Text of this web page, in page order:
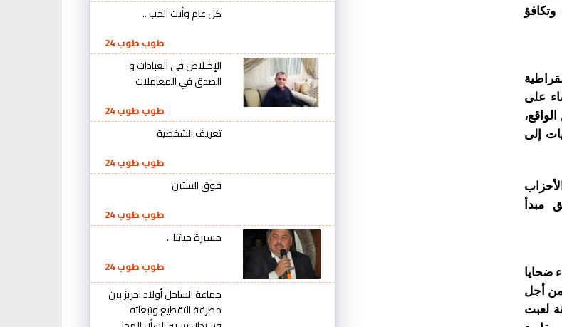
على
إلى
مبدأ
ضحايا
من أجل
لعبت
كل عام وأنت الحب ..
طوب طوب 24
الإخـلاص في العبادات و
الصدق في المعاملات
طوب طوب 24
تعريف الشخصية
طوب طوب 24
فوق الستين
طوب طوب 24
مسيرة حياتنا ..
طوب طوب 24
جماعة الساحل أولاد احريز بين
مطرقة التقطيع وتبعاته